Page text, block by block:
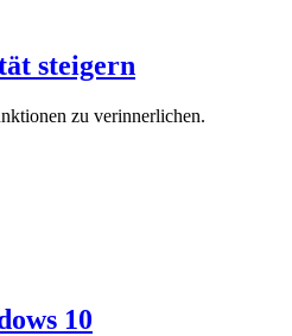
steigern
zu verinnerlichen.
10